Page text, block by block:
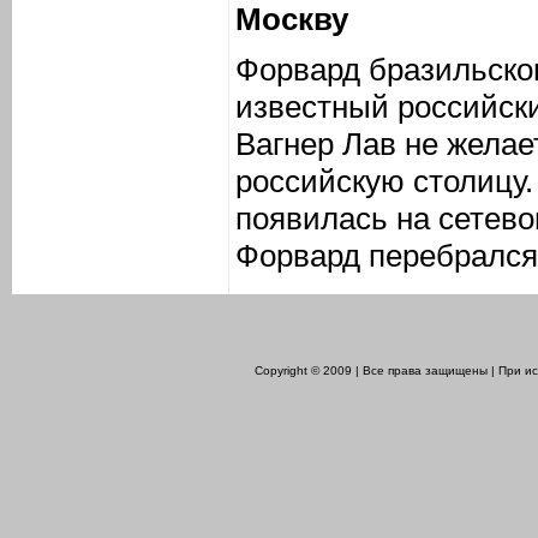
Москву
Форвард
известный
Вагнер Лав не
российскую
появилась на
Форвард
Copyright © 2009 | Все права защищены | При